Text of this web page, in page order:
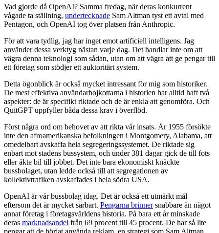
Vad gjorde då OpenAI? Samma fredag, när deras konkurrent
vågade ta ställning, undertecknade Sam Altman tyst ett avtal med
Pentagon, och OpenAI tog över platsen från Anthropic.
För att vara tydlig, jag har inget emot artificiell intelligens. Jag
använder dessa verktyg nästan varje dag. Det handlar inte om att
vägra denna teknologi som sådan, utan om att vägra att ge pengar till
ett företag som stödjer ett auktoritärt system.
Detta ögonblick är också mycket intressant för mig som historiker.
De mest effektiva användarbojkottarna i historien har alltid haft två
aspekter: de är specifikt riktade och de är enkla att genomföra. Och
QuitGPT uppfyller båda dessa krav i överflöd.
Först några ord om behovet av att rikta vår insats. År 1955 försökte
inte den afroamerikanska befolkningen i Montgomery, Alabama, att
omedelbart avskaffa hela segregeringssystemet. De riktade sig
enbart mot stadens bussystem, och under 381 dagar gick de till fots
eller åkte bil till jobbet. Det inte bara ekonomiskt knäckte
bussbolaget, utan ledde också till att segregationen av
kollektivtrafiken avskaffades i hela södra USA.
OpenAI är vår bussbolag idag. Det är också ett utmärkt mål
eftersom det är mycket sårbart. Pengarna brinnersnabbare än något
annat företag i företagsvärldens historia. På bara ett år minskade
deras marknadsandel från 69 procent till 45 procent. De har så lite